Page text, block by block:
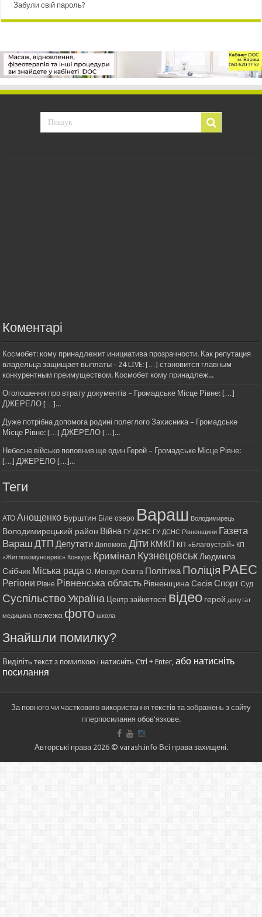
Забули свій пароль?
Коментарі
Космобет: кому принадлежит инициатива прозрачности. Как репутация
владельца защищает выплаты - 24 LIVE: […] становится главным
конкурентным преимуществом. Космобет кому принадлеж...
Оголошення про втрату документів – Громадське Місце Рівне: […]
ДЖЕРЕЛО […]...
Дуже потрібна допомога родині полеглого Захисника – Громадське
Місце Рівне: […] ДЖЕРЕЛО […]...
Небесне військо поповнив ще один Герой – Громадське Місце Рівне:
[…] ДЖЕРЕЛО […]...
Теги
АТО Анощенко Бурштин Біле озеро Вараш Володимирець
Володимирецький район Війна ГУ ДСНС ГУ ДСНС Рівненщини Газета
Вараш ДТП Депутати Допомога Діти КМКП КП «Благоустрій» КП
«Житлокомунсервіс» Конкурс Кримінал Кузнецовськ Людмила
Скібчик Міська рада О. Мензул Освіта ПолітикаПоліція РАЕС
Регіони Рівне Рівненська область Рівненщина Сесія Спорт Суд
Суспільство Україна Центр зайнятості відео герой депутат
медицина пожежа фото школа
Знайшли помилку?
Виділіть текст з помилкою і натисніть Ctrl + Enter,або натисніть
посилання
За повного чи часткового використання текстів та зображень з сайту
гіперпосилання обов'язкове.
Авторські права 2026 © varash.info Всі права захищені.